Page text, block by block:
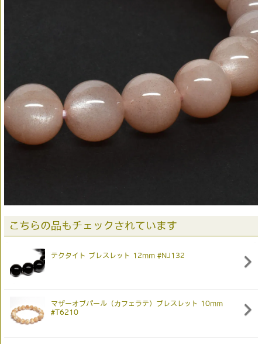
こちらの品もチェックされています
テクタイト ブレスレット 12mm #NJ132
マザーオブパール（カフェラテ）ブレスレット 10mm
#T6210